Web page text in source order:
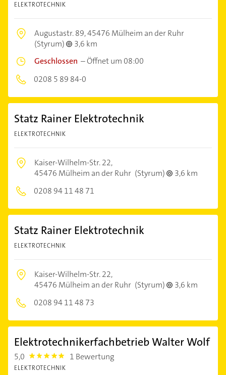
ELEKTROTECHNIK
Augustastr. 89,45476 Mülheim an der Ruhr
(Styrum)
3,6 km
Geschlossen –Öffnet um 08:00
0208 5 89 84-0
Statz Rainer Elektrotechnik
ELEKTROTECHNIK
Kaiser-Wilhelm-Str. 22,
45476 Mülheim an der Ruhr (Styrum)
3,6 km
0208 94 11 48 71
Statz Rainer Elektrotechnik
ELEKTROTECHNIK
Kaiser-Wilhelm-Str. 22,
45476 Mülheim an der Ruhr (Styrum)
3,6 km
0208 94 11 48 73
Elektrotechnikerfachbetrieb Walter Wolf
5,0 5.0 1 Bewertung
ELEKTROTECHNIK